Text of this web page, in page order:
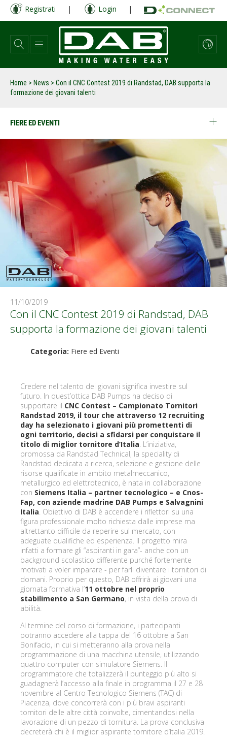
Salta
contenuto
principale
Registrati | Login |
Home > News > Con il CNC Contest 2019 di Randstad, DAB supporta la
formazione dei giovani talenti
FIERE ED EVENTI
11/10/2019
Con il CNC Contest 2019 di Randstad, DAB
supporta la formazione dei giovani talenti
Categoria: Fiere ed Eventi
Credere nel talento dei giovani significa investire sul
futuro. In quest’ottica DAB Pumps ha deciso di
supportare il CNC Contest – Campionato Tornitori
Randstad 2019, il tour che attraverso 12 recruiting
day ha selezionato i giovani più promettenti di
ogni territorio, decisi a sfidarsi per conquistare il
titolo di miglior tornitore d’Italia . L’iniziativa,
promossa da Randstad Technical, la speciality di
Randstad dedicata a ricerca, selezione e gestione delle
risorse qualificate in ambito metalmeccanico,
metallurgico ed elettrotecnico, è nata in collaborazione
con Siemens Italia – partner tecnologico – e Cnos-
Fap, con aziende madrine DAB Pumps e Salvagnini
Italia . Obiettivo di DAB è accendere i riflettori su una
figura professionale molto richiesta dalle imprese ma
altrettanto difficile da reperire sul mercato, con
adeguate qualifiche ed esperienza. Il progetto mira
infatti a formare gli “aspiranti in gara”- anche con un
background scolastico differente purché fortemente
motivati a voler imparare - per farli diventare i tornitori di
domani. Proprio per questo, DAB offrirà ai giovani una
giornata formativa l’11 ottobre nel proprio
stabilimento a San Germano, in vista della prova di
abilità.
Al termine del corso di formazione, i partecipanti
potranno accedere alla tappa del 16 ottobre a San
Bonifacio, in cui si metteranno alla prova nella
programmazione di una macchina utensile, utilizzando
quattro computer con simulatore Siemens. Il
programmatore che totalizzerà il punteggio più alto si
guadagnerà l’accesso alla finale in programma il 27 e 28
novembre al Centro Tecnologico Siemens (TAC) di
Piacenza, dove concorrerà con i più bravi aspiranti
tornitori delle altre città coinvolte, cimentandosi nella
lavorazione di un pezzo di tornitura. La prova conclusiva
decreterà chi è il miglior aspirante tornitore d’Italia 2019.